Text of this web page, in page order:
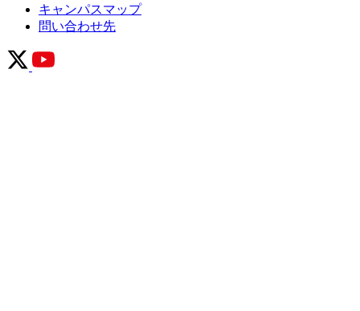
キャンパスマップ
問い合わせ先